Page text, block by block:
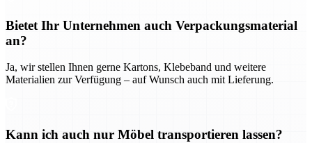
Bietet Ihr Unternehmen auch Verpackungsmaterial
an?
Ja, wir stellen Ihnen gerne Kartons, Klebeband und weitere
Materialien zur Verfügung – auf Wunsch auch mit Lieferung.
Kann ich auch nur Möbel transportieren lassen?